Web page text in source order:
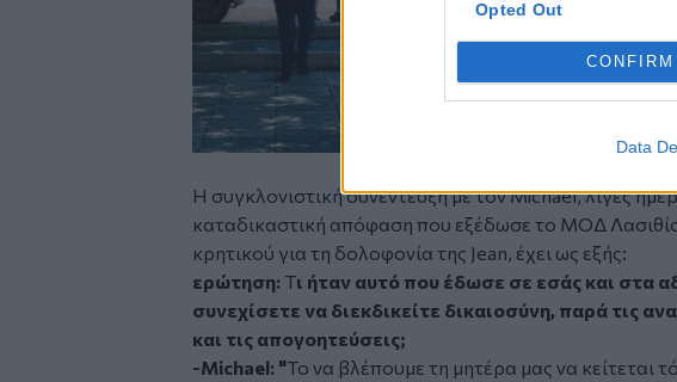
Opted Out
CONFIRM
Data
Η συγκλονιστική συνέντευξη με τον Michael, λίγες
καταδικαστική απόφαση που εξέδωσε το ΜΟΔ
κρητικού για τη δολοφονία της Jean, έχει ως εξής:
ερώτηση: Τι ήταν αυτό που έδωσε σε εσάς και στα
συνεχίσετε να διεκδικείτε δικαιοσύνη, παρά τις
και τις απογοητεύσεις;
-Michael: "Το να βλέπουμε τη μητέρα μας να κείτεται